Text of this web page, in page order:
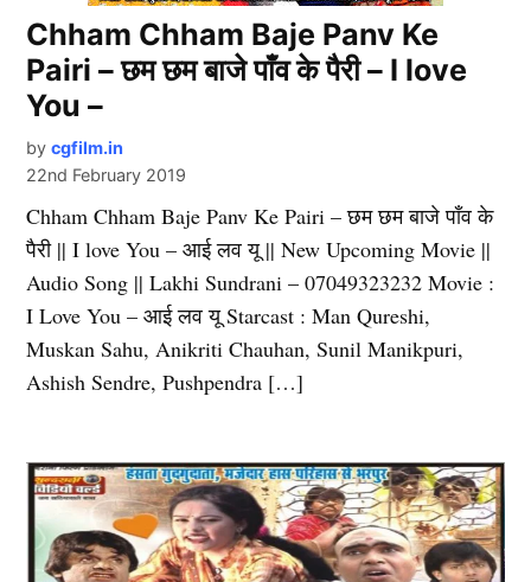
Chham Chham Baje Panv Ke
Pairi – छम छम बाजे पाँव के पैरी – I love
You –
by cgfilm.in
22nd February 2019
Chham Chham Baje Panv Ke Pairi – छम छम बाजे पाँव के
पैरी || I love You – आई लव यू || New Upcoming Movie ||
Audio Song || Lakhi Sundrani – 07049323232 Movie :
I Love You – आई लव यू Starcast : Man Qureshi,
Muskan Sahu, Anikriti Chauhan, Sunil Manikpuri,
Ashish Sendre, Pushpendra […]